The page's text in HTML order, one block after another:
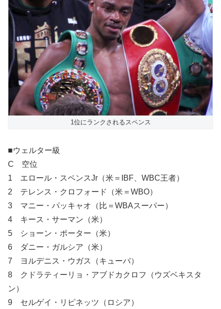
1位にランクされるスペンス
■ウェルター級
C 空位
1 エロール・スペンスJr（米＝IBF、WBC王者）
2 テレンス・クロフォード（米＝WBO）
3 マニー・パッキャオ（比＝WBAスーパー）
4 キース・サーマン（米）
5 ショーン・ポーター（米）
6 ダニー・ガルシア（米）
7 ヨルデニス・ウガス（キューバ）
8 クドラティーリョ・アブドカクロフ（ウズベキスタ
ン）
9 セルゲイ・リピネッツ（ロシア）